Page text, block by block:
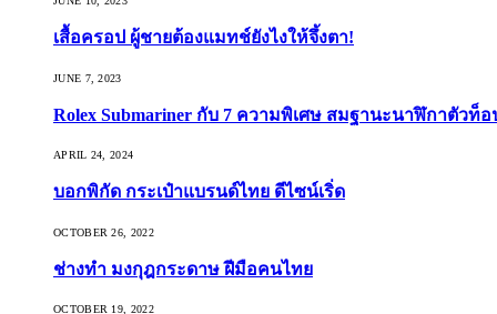
เสื้อครอป ผู้ชายต้องแมทช์ยังไงให้จึ้งตา!
JUNE 7, 2023
Rolex Submariner กับ 7 ความพิเศษ สมฐานะนาฬิกาตัวท็
APRIL 24, 2024
บอกพิกัด กระเป๋าแบรนด์ไทย ดีไซน์เริ่ด
OCTOBER 26, 2022
ช่างทำ มงกุฎกระดาษ ฝีมือคนไทย
OCTOBER 19, 2022